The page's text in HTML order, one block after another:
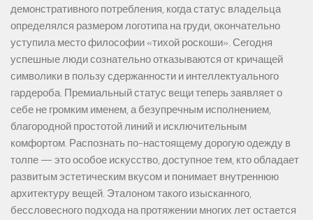
демонстративного потребления, когда статус владельца
определялся размером логотипа на груди, окончательно
уступила место философии «тихой роскоши». Сегодня
успешные люди сознательно отказываются от кричащей
символики в пользу сдержанности и интеллектуального
гардероба. Премиальный статус вещи теперь заявляет о
себе не громким именем, а безупречным исполнением,
благородной простотой линий и исключительным
комфортом. Распознать по-настоящему дорогую одежду в
толпе — это особое искусство, доступное тем, кто обладает
развитым эстетическим вкусом и понимает внутреннюю
архитектуру вещей. Эталоном такого изысканного,
бессловесного подхода на протяжении многих лет остается